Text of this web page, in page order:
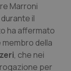
Marroni
il
ha affermato
della
, che nei
per